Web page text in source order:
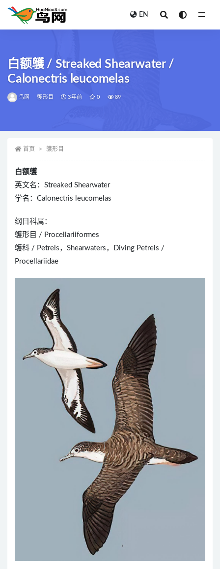
EN
白额鹱 / Streaked Shearwater /
Calonectris leucomelas
鸟网 鹱形目 3年前 0 89
首页 鹱形目
白额鹱
英文名：Streaked Shearwater
学名：Calonectris leucomelas
纲目科属：
鹱形目 / Procellariiformes
鹱科 / Petrels，Shearwaters，Diving Petrels /
Procellariidae